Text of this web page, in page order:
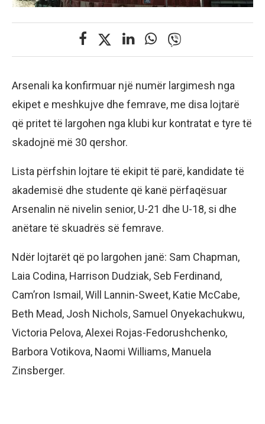
Arsenali ka konfirmuar një numër largimesh nga
ekipet e meshkujve dhe femrave, me disa lojtarë
që pritet të largohen nga klubi kur kontratat e tyre të
skadojnë më 30 qershor.
Lista përfshin lojtare të ekipit të parë, kandidate të
akademisë dhe studente që kanë përfaqësuar
Arsenalin në nivelin senior, U-21 dhe U-18, si dhe
anëtare të skuadrës së femrave.
Ndër lojtarët që po largohen janë: Sam Chapman,
Laia Codina, Harrison Dudziak, Seb Ferdinand,
Cam’ron Ismail, Will Lannin-Sweet, Katie McCabe,
Beth Mead, Josh Nichols, Samuel Onyekachukwu,
Victoria Pelova, Alexei Rojas-Fedorushchenko,
Barbora Votikova, Naomi Williams, Manuela
Zinsberger.